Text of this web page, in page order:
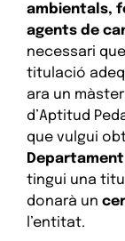
ambientals,
agents de
necessari
titulació
ara un
d’Aptitud
que vulgui
Departament
tingui una
donarà un
l’entitat.